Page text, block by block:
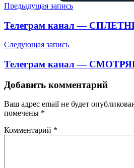
Навигация
по
записям
Предыдущая запись
Телеграм канал —
Следующая запись
Телеграм канал —
Добавить комментарий
Ваш адрес email не будет
помечены *
Комментарий *